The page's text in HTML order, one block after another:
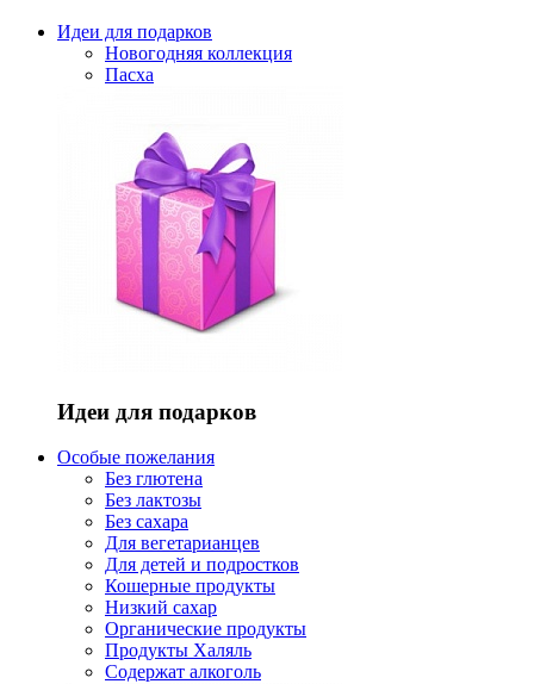
Идеи для подарков
Новогодняя коллекция
Пасха
Идеи для подарков
Особые пожелания
Без глютена
Без лактозы
Без сахара
Для вегетарианцев
Для детей и подростков
Кошерные продукты
Низкий сахар
Органические продукты
Продукты Халяль
Содержат алкоголь